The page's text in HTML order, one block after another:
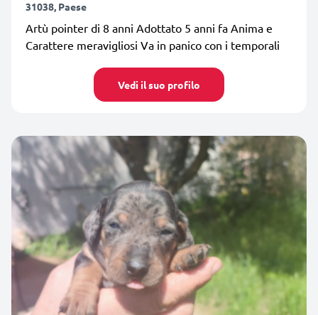
31038, Paese
Artù pointer di 8 anni Adottato 5 anni fa Anima e
Carattere meravigliosi Va in panico con i temporali
Vedi il suo profilo